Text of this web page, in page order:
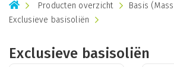
Producten overzicht
Basis
Exclusieve basisoliën
Exclusieve basisoliën